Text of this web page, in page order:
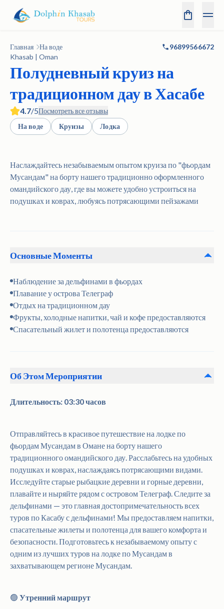
Главная На воде
96899566672
Khasab | Oman
Полудневный круиз на
традиционном дау в Хасабе
4.7/5Посмотреть все отзывы
На воде
Круизы Лодка
Наслаждайтесь незабываемым опытом круиза по "фьордам
Мусандам" на борту нашего традиционно оформленного
омандийского дау, где вы можете удобно устроиться на
подушках и коврах, любуясь потрясающими пейзажами
Основные Моменты
Наблюдение за дельфинами в фьордах
Плавание у острова Телеграф
Отдых на традиционном дау
Фрукты, холодные напитки, чай и кофе предоставляются
Спасательный жилет и полотенца предоставляются
Об Этом Мероприятии
Длительность: 03:30 часов
Отправляйтесь в красивое путешествие на лодке по
фьордам Мусандам в Омане на борту нашего
традиционного омандийского дау. Расслабьтесь на удобных
подушках и коврах, наслаждаясь потрясающими видами.
Исследуйте старые рыбацкие деревни и горные деревни,
плавайте и ныряйте рядом с островом Телеграф. Следите за
дельфинами — это главная достопримечательность всех
туров по Касабу с дельфинами! Мы предоставляем напитки,
спасательные жилеты и полотенца для вашего комфорта и
безопасности. Подготовьтесь к незабываемому опыту с
одним из лучших туров на лодке по Мусандам в
захватывающем регионе Мусандам.
🟢 Утренний маршрут